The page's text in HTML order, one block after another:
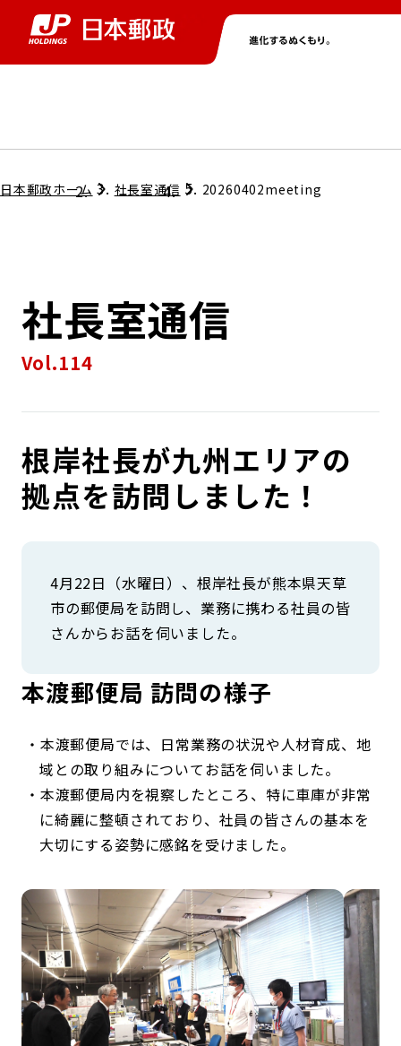
グループ情報トップ
コンプライアンス
ガバナンス
コンダクト向上の取組み
ローカル共創イニシアティブ
株主・投資家情報トップ
個人投資家のみなさまへ
株式情報
財務情報・IR資料
IRニュース
ニューストップ
サステナビリティトップ
担当役員メッセージ
サステナビリティマネジメント
持続可能な金融のフレームワーク
環境
ガバナンス
ESGデータ集
採用情報トップ
日本郵政ホーム 社長室通信 20260402meeting
社長室通信
Vol.114
根岸社長が九州エリアの
拠点を訪問しました！
4月22日（水曜日）、根岸社長が熊本県天草
市の郵便局を訪問し、業務に携わる社員の皆
さんからお話を伺いました。
本渡郵便局 訪問の様子
本渡郵便局では、日常業務の状況や人材育成、地
域との取り組みについてお話を伺いました。
本渡郵便局内を視察したところ、特に車庫が非常
に綺麗に整頓されており、社員の皆さんの基本を
大切にする姿勢に感銘を受けました。